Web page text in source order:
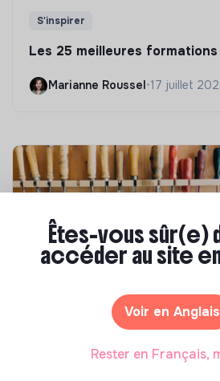
S'inspirer
Les 25 meilleures formations
Marianne Roussel •17 juillet
Compétences & formations
Êtes-vous sûr(e)
accéder au site
Voir en Anglais
Rester en Français,